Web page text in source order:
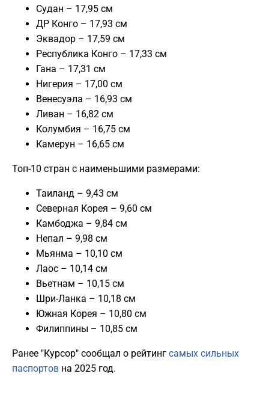
Судан – 17,95 см
ДР Конго – 17,93 см
Эквадор – 17,59 см
Республика Конго – 17,33 см
Гана – 17,31 см
Нигерия – 17,00 см
Венесуэла – 16,93 см
Ливан – 16,82 см
Колумбия – 16,75 см
Камерун – 16,65 см
Топ-10 стран с наименьшими размерами:
Таиланд – 9,43 см
Северная Корея – 9,60 см
Камбоджа – 9,84 см
Непал – 9,98 см
Мьянма – 10,10 см
Лаос – 10,14 см
Вьетнам – 10,15 см
Шри-Ланка – 10,18 см
Южная Корея – 10,80 см
Филиппины – 10,85 см
Ранее "Курсор" сообщал о рейтинг самых сильных
паспортов на 2025 год.